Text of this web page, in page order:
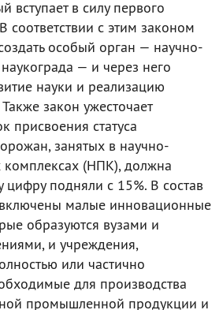
вступает в силу первого
соответствии с этим законом
особый орган — научно-
— и через него
науки и реализацию
закон ужесточает
присвоения статуса
занятых в научно-
комплексах (НПК), должна
цифру подняли с 15%. В состав
малые инновационные
образуются вузами и
и учреждения,
или частично
для производства
промышленной продукции и